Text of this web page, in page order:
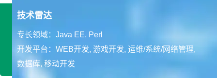
技术雷达
专长领域：Java EE, Perl
开发平台：WEB开发, 游戏开发, 运维/系统/网络管理,
数据库, 移动开发